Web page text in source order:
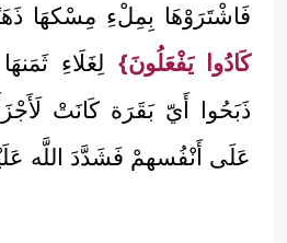
فَاشْتَرَوْهَا بِمِلْءِ مِسْكهَا
كَادُوا يَفْعَلُونَ} لِغَلَاءِ
ذَبَحُوا أَيّ بَقَرَة كَانَتْ
عَلَى أَنْفُسهمْ فَشَدَّدَ اللَّه